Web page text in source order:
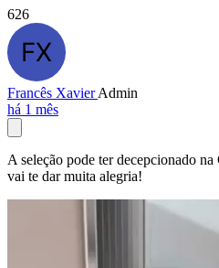
626
Francês XavierAdmin
há 1 mês
A seleção pode ter decepcionado
vai te dar muita alegria!